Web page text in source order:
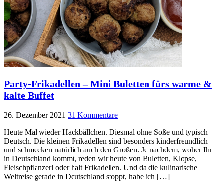
Party-Frikadellen – Mini Buletten fürs warme &
kalte Buffet
26. Dezember 2021 31 Kommentare
Heute Mal wieder Hackbällchen. Diesmal ohne Soße und typisch
Deutsch. Die kleinen Frikadellen sind besonders kinderfreundlich
und schmecken natürlich auch den Großen. Je nachdem, woher Ihr
in Deutschland kommt, reden wir heute von Buletten, Klopse,
Fleischpflanzerl oder halt Frikadellen. Und da die kulinarische
Weltreise gerade in Deutschland stoppt, habe ich […]